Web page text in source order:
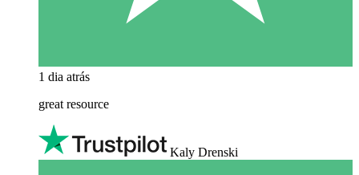
1 dia atrás
great resource
Kaly Drenski